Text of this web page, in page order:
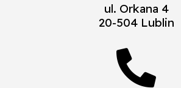
ul. Orkana 4
20-504 Lublin
